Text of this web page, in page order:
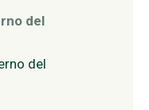
del
del